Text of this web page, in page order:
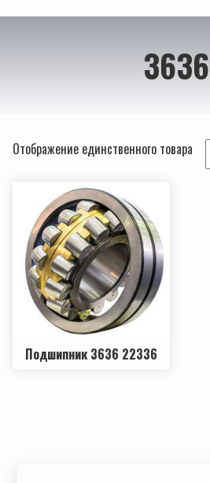
3636
Отображение единственного товара
Подшипник 3636 22336